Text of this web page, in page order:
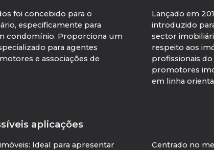
foi concebido para o
especificamente para
condomínio. Proporciona um
para agentes
e associações de
Lançado em
introduzido
sector
respeito aos
profissionais
promotores
em linha
aplicações
Ideal para apresentar
Centrado no